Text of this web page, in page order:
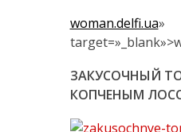
woman.delfi.ua»
ЗАКУСОЧНЫЙ
КОПЧЕНЫМ